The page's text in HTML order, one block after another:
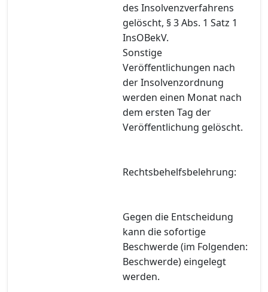
des Insolvenzverfahrens
gelöscht, § 3 Abs. 1 Satz 1
InsOBekV.
Sonstige
Veröffentlichungen nach
der Insolvenzordnung
werden einen Monat nach
dem ersten Tag der
Veröffentlichung gelöscht.
Rechtsbehelfsbelehrung:
Gegen die Entscheidung
kann die sofortige
Beschwerde (im Folgenden:
Beschwerde) eingelegt
werden.